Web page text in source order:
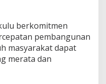
berkomitmen
pembangunan
masyarakat dapat
merata dan